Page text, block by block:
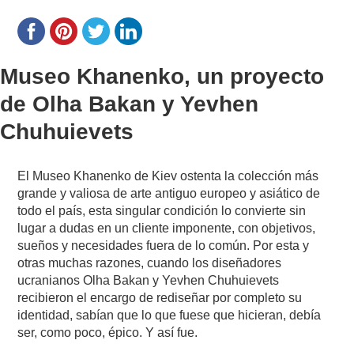
Museo Khanenko, un proyecto
de Olha Bakan y Yevhen
Chuhuievets
El Museo Khanenko de Kiev ostenta la colección más
grande y valiosa de arte antiguo europeo y asiático de
todo el país, esta singular condición lo convierte sin
lugar a dudas en un cliente imponente, con objetivos,
sueños y necesidades fuera de lo común. Por esta y
otras muchas razones, cuando los diseñadores
ucranianos Olha Bakan y Yevhen Chuhuievets
recibieron el encargo de rediseñar por completo su
identidad, sabían que lo que fuese que hicieran, debía
ser, como poco, épico. Y así fue.